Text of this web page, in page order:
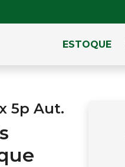
ESTOQUE
5p Aut.